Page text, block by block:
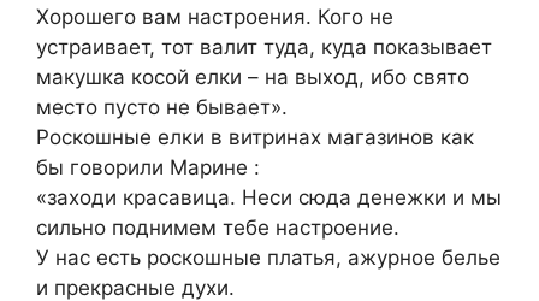
Хорошего вам настроения. Кого не
устраивает, тот валит туда, куда показывает
макушка косой елки – на выход, ибо свято
место пусто не бывает».
Роскошные елки в витринах магазинов как
бы говорили Марине :
«заходи красавица. Неси сюда денежки и мы
сильно поднимем тебе настроение.
У нас есть роскошные платья, ажурное белье
и прекрасные духи.